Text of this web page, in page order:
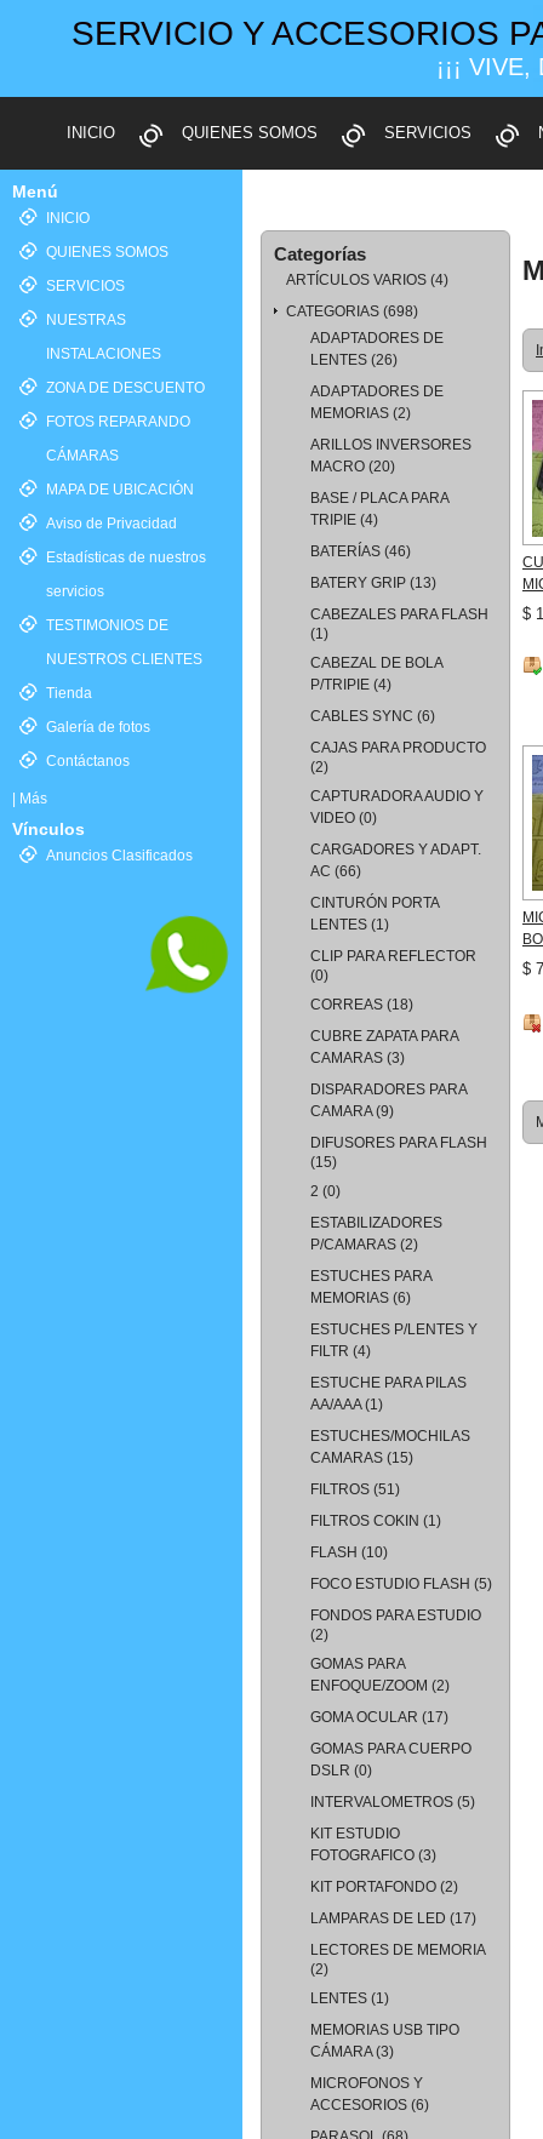
SERVICIO Y ACCESORIOS
¡¡¡
INICIO QUIENES SOMOS SERVICIOS
Menú
INICIO
QUIENES SOMOS
SERVICIOS
NUESTRAS
INSTALACIONES
ZONA DE DESCUENTO
FOTOS REPARANDO
CÁMARAS
MAPA DE UBICACIÓN
Aviso de Privacidad
Estadísticas de nuestros
servicios
TESTIMONIOS DE
NUESTROS CLIENTES
Tienda
Galería de fotos
Contáctanos
Más
Vínculos
Anuncios Clasificados
Categorías
ARTÍCULOS VARIOS (4)
CATEGORIAS (698)
ADAPTADORES DE
LENTES (26)
ADAPTADORES DE
MEMORIAS (2)
ARILLOS INVERSORES
MACRO (20)
BASE / PLACA PARA
TRIPIE (4)
BATERÍAS (46)
BATERY GRIP (13)
CABEZALES PARA FLASH
(1)
CABEZAL DE BOLA
P/TRIPIE (4)
CABLES SYNC (6)
CAJAS PARA PRODUCTO
(2)
CAPTURADORA AUDIO Y
VIDEO (0)
CARGADORES Y ADAPT.
AC (66)
CINTURÓN PORTA
LENTES (1)
CLIP PARA REFLECTOR
(0)
CORREAS (18)
CUBRE ZAPATA PARA
CAMARAS (3)
DISPARADORES PARA
CAMARA(9)
DIFUSORES PARA FLASH
(15)
2 (0)
ESTABILIZADORES
P/CAMARAS (2)
ESTUCHES PARA
MEMORIAS (6)
ESTUCHES P/LENTES Y
FILTR (4)
ESTUCHE PARA PILAS
AA/AAA(1)
ESTUCHES/MOCHILAS
CAMARAS (15)
FILTROS (51)
FILTROS COKIN (1)
FLASH (10)
FOCO ESTUDIO FLASH (5)
FONDOS PARA ESTUDIO
(2)
GOMAS PARA
ENFOQUE/ZOOM (2)
GOMA OCULAR (17)
GOMAS PARA CUERPO
DSLR (0)
INTERVALOMETROS (5)
KIT ESTUDIO
FOTOGRAFICO (3)
KIT PORTAFONDO (2)
LAMPARAS DE LED (17)
LECTORES DE MEMORIA
(2)
LENTES (1)
MEMORIAS USB TIPO
CÁMARA(3)
MICROFONOS Y
ACCESORIOS (6)
$
$